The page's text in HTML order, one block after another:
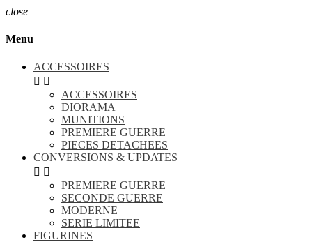
close
Menu
ACCESSOIRES
 
ACCESSOIRES
DIORAMA
MUNITIONS
PREMIERE GUERRE
PIECES DETACHEES
CONVERSIONS & UPDATES
 
PREMIERE GUERRE
SECONDE GUERRE
MODERNE
SERIE LIMITEE
FIGURINES